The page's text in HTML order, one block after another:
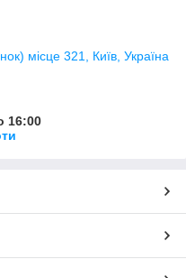
місце 321, Київ, Україна
16:00